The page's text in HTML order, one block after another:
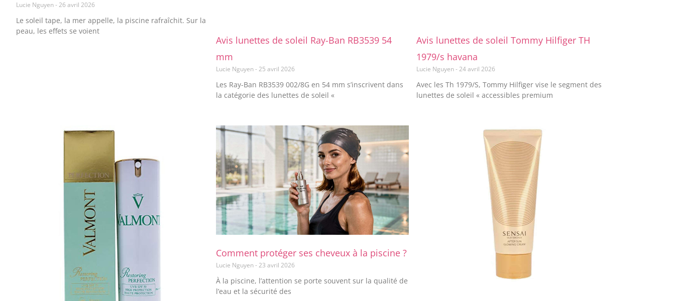
Lucie Nguyen 26 avril 2026
Le soleil tape, la mer appelle, la piscine rafraîchit. Sur la
peau, les effets se voient
Avis lunettes de soleil Ray-Ban RB3539 54
mm
Lucie Nguyen 25 avril 2026
Les Ray-Ban RB3539 002/8G en 54 mm s’inscrivent dans
la catégorie des lunettes de soleil «
Avis lunettes de soleil Tommy Hilfiger TH
1979/s havana
Lucie Nguyen 24 avril 2026
Avec les Th 1979/S, Tommy Hilfiger vise le segment des
lunettes de soleil « accessibles premium
Comment protéger ses cheveux à la piscine ?
Lucie Nguyen 23 avril 2026
À la piscine, l’attention se porte souvent sur la qualité de
l’eau et la sécurité des